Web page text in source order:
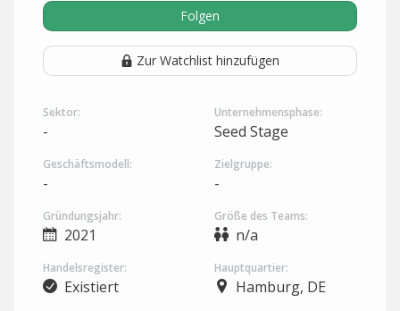
Folgen
Zur Watchlist hinzufügen
Sektor:
-
Unternehmensphase:
Seed Stage
Geschäftsmodell:
-
Zielgruppe:
-
Gründungsjahr:
2021
Größe des Teams:
n/a
Handelsregister:
Existiert
Hauptquartier:
Hamburg, DE